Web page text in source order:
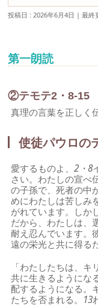
投稿日 : 2026年6月4日 最終
第一朗読
②テモテ2・8-15
真理の言葉を正しく
使徒パウロの
愛するものよ、2・8
さい。わたしの宣べ
の子孫で、死者の中
めにわたしは苦しみ
がれています。しか
だから、わたしは、
耐え忍んでいます。
遠の栄光と共に得る
「わたしたちは、
共に生きるようになる
配するようになる。
たちを否まれる。 13